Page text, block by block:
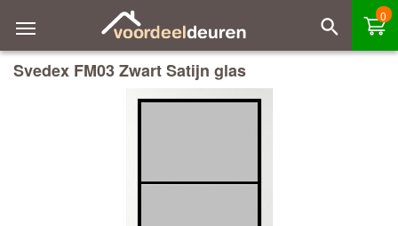
0
Svedex FM03 Zwart Satijn glas